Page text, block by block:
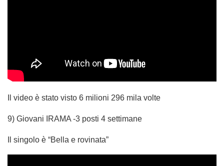
Il video è stato visto 6 milioni 296 mila volte
9) Giovani IRAMA -3 posti 4 settimane
Il singolo è “Bella e rovinata”